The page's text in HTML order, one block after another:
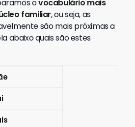
ovocabulário mais
familiar, ou seja, as
são mais próximas a
abaixo quais são estes